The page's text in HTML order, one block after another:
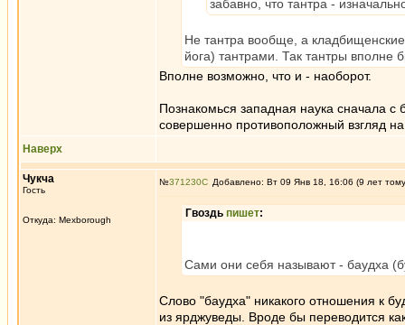
забавно, что тантра -
Не тантра вообще, а кладбищенские
йога) тантрами. Так тантры вполне
Вполне возможно, что и - наоборот.
Познакомься западная наука сначала
совершенно противоположный взгляд
Наверх
Чукча
Гость
Откуда: Mexborough
№371230 Добавлено: Вт 09 Янв 18, 16:06 (9 лет
Гвоздь пишет:
Сами они себя называют - баудха
Слово "баудха" никакого отношения к
из ярджуведы. Вроде бы переводится